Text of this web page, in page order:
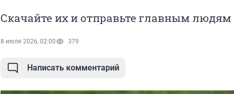
Скачайте их и отправьте главным
8 июля 2026, 02:00 379
Написать комментарий